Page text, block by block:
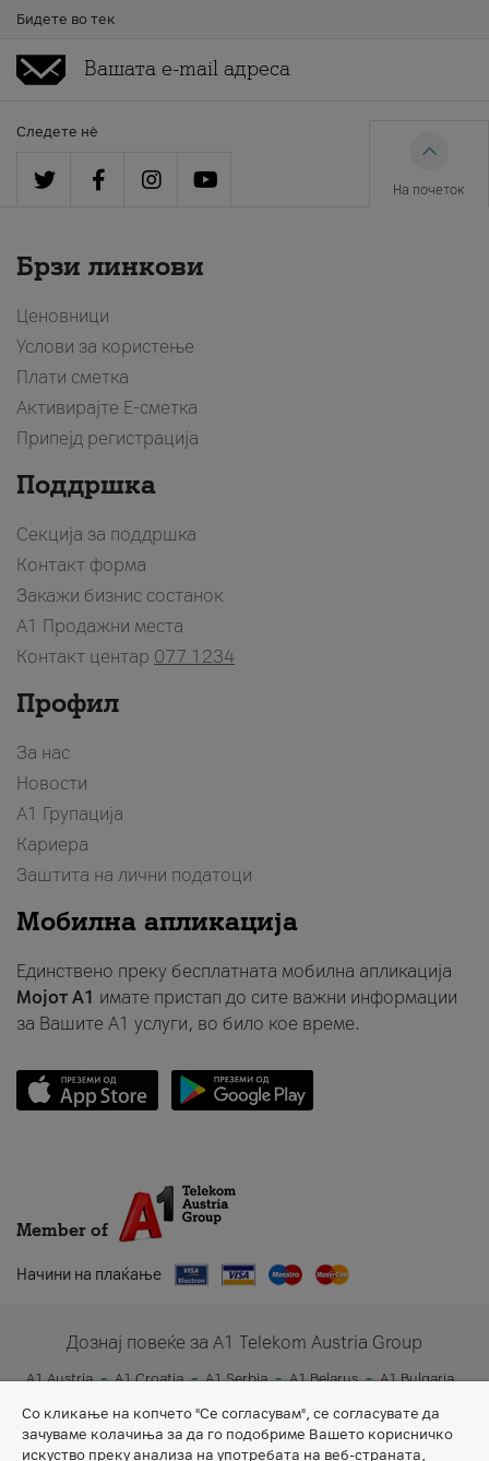
Бидете во тек
Следете нè
На почеток
Брзи линкови
Ценовници
Услови за користење
Плати сметка
Активирајте Е-сметка
Припејд регистрација
Поддршка
Секција за поддршка
Контакт форма
Закажи бизнис состанок
A1 Продажни места
Контакт центар 077 1234
Профил
За нас
Новости
А1 Групација
Кариера
Заштита на лични податоци
Мобилна апликација
Единствено преку бесплатната мобилна апликација
Мојот A1 имате пристап до сите важни информации
за Вашите A1 услуги, во било кое време.
Member of
Начини на плаќање
Дознај повеќе за A1 Telekom Austria Group
A1 Austria A1 Croatia A1 Serbia A1 Belarus
A1 Bulgaria
Со кликање на копчето "Се согласувам", се согласувате да
зачуваме колачиња за да го подобриме Вашето корисничко
искуство преку анализа на употребата на веб-страната,